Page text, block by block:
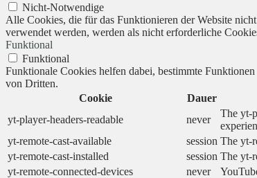
Nicht-Notwendige
Alle Cookies, die für das Funktionieren der Website
verwendet werden, werden als nicht erforderliche
Funktional
Funktional
Funktionale Cookies helfen dabei, bestimmte
von Dritten.
Cookie
Dauer
yt-player-headers-readable
never
The yt-
yt-remote-cast-available
session The yt-
yt-remote-cast-installed
session The yt-
yt-remote-connected-devices
never